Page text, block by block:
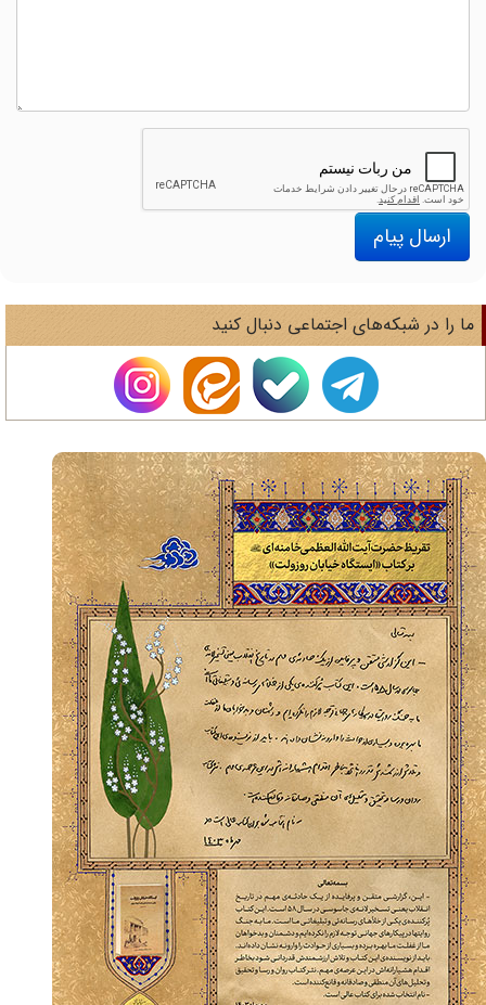
ارسال پیام
را در شبکه‌های اجتماعی دنبال کنید